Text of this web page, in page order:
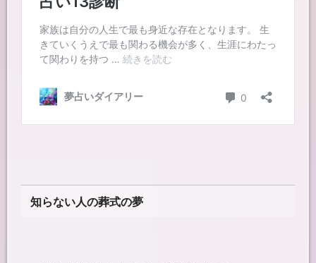
知らない人の葬式の夢